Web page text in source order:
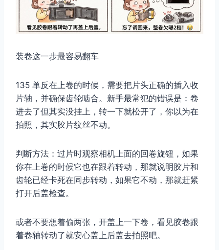
装卷这一步最容易翻车
135 单反在上卷的时候，需要把片头正确的插入收
片轴，并确保齿轮啮合。新手最常犯的错误是：卷
进去了但其实没挂上，转一下就松开了，你以为在
拍照，其实胶片纹丝不动。
判断方法：过片时观察相机上面的回卷旋钮，如果
你在上卷的时候它也在跟着转动，那就说明胶片和
齿轮已经卡死在同步转动，如果它不动，那就赶紧
打开后盖检查。
或者不要想着偷两张，开盖上一下卷，看见胶卷跟
着卷轴转动了就安心盖上后盖去拍照吧。